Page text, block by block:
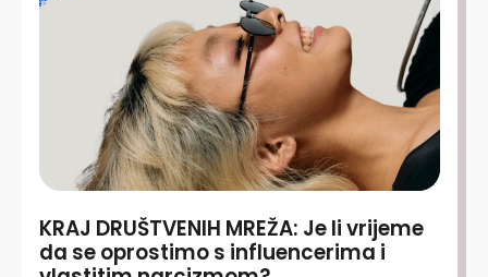
KRAJ DRUŠTVENIH MREŽA: Je li vrijeme
da se oprostimo s influencerima i